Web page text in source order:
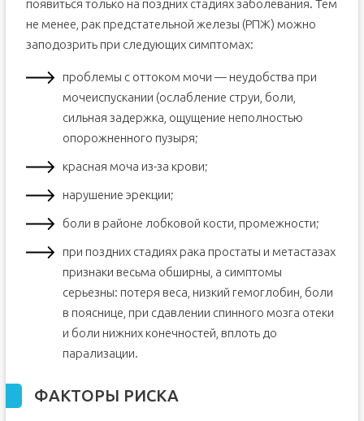
Гистологическая классификация рака предстательной
железы у мужчин
Определение прогностических факторов
Номограммы Каттана
появиться только на поздних стадиях заболевания. Тем
не менее, рак предстательной железы (РПЖ) можно
заподозрить при следующих симптомах:
проблемы с оттоком мочи — неудобства при
мочеиспускании (ослабление струи, боли,
сильная задержка, ощущение неполностью
опорожненного пузыря;
красная моча из-за крови;
нарушение эрекции;
боли в районе лобковой кости, промежности;
при поздних стадиях рака простаты и метастазах
признаки весьма обширны, а симптомы
серьезны: потеря веса, низкий гемоглобин, боли
в пояснице, при сдавлении спинного мозга отеки
и боли нижних конечностей, вплоть до
парализации.
ФАКТОРЫ РИСКА